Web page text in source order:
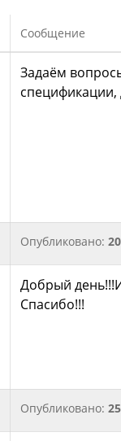
Сообщение
Задаём
спецификации,
Опубликовано:
Добрый
Спасибо!!!
Опубликовано: